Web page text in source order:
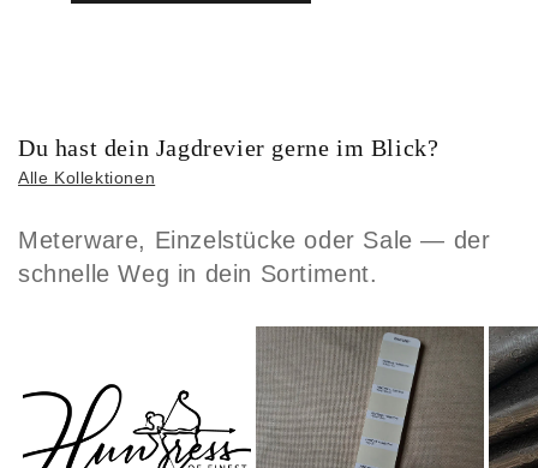
Du hast dein Jagdrevier gerne im Blick?
Alle Kollektionen
Meterware, Einzelstücke oder Sale — der
schnelle Weg in dein Sortiment.